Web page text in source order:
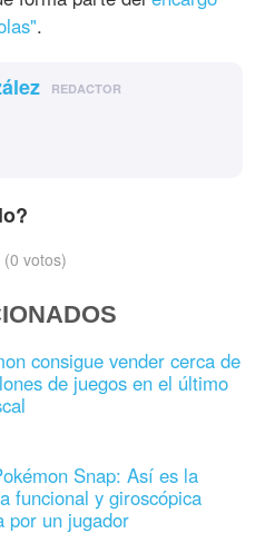
.
REDACTOR
(0 votos)
consigue vender cerca de
de juegos en el último
Snap: Así es la
funcional y giroscópica
por un jugador